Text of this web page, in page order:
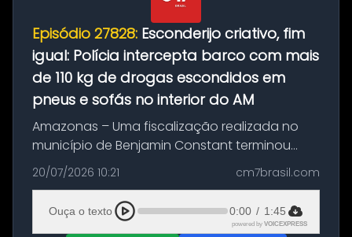
Episódio 27828: Esconderijo criativo, fim
igual: Polícia intercepta barco com mais
de 110 kg de drogas escondidos em
pneus e sofás no interior do AM
Amazonas – Uma fiscalização realizada no
município de Benjamin Constant terminou
com a apreensão de aproximadamente 115
quilos de entorpecentes em uma
embarcação atracada no porto da cidade. O
materia...
20/07/2026 10:21 cm7brasil.com
Ouça o texto 0:00 / 1:45
powered by VOICEXPRESS